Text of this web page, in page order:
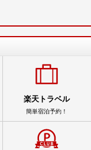
楽天トラベル
簡単宿泊予約！